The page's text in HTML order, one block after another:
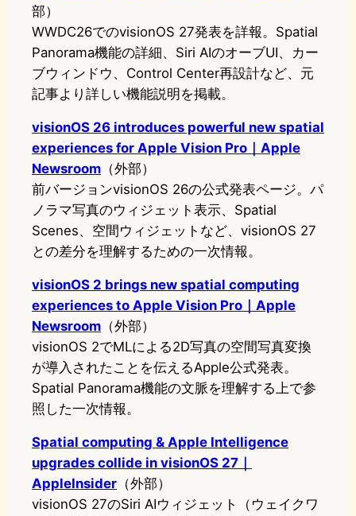
部）
WWDC26でのvisionOS 27発表を詳報。Spatial
Panorama機能の詳細、Siri AIのオーブUI、カー
ブウィンドウ、Control Center再設計など、元
記事より詳しい機能説明を掲載。
visionOS 26 introduces powerful new spatial
experiences for Apple Vision Pro｜Apple
Newsroom （外部）
前バージョンvisionOS 26の公式発表ページ。パ
ノラマ写真のウィジェット表示、Spatial
Scenes、空間ウィジェットなど、visionOS 27
との差分を理解するための一次情報。
visionOS 2 brings new spatial computing
experiences to Apple Vision Pro｜Apple
Newsroom （外部）
visionOS 2でMLによる2D写真の空間写真変換
が導入されたことを伝えるApple公式発表。
Spatial Panorama機能の文脈を理解する上で参
照した一次情報。
Spatial computing & Apple Intelligence
upgrades collide in visionOS 27｜
AppleInsider （外部）
visionOS 27のSiri AIウィジェット（ウェイクワ